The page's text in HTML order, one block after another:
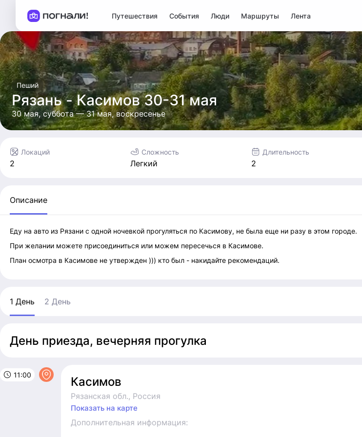
Путешествия События Люди Маршруты Лента
Пеший
Рязань - Касимов 30-31 мая
30 мая, суббота — 31 мая, воскресенье
Локаций
2
Сложность
Легкий
Длительность
2
Описание
Еду на авто из Рязани с одной ночевкой прогуляться по Касимову, не была еще ни разу в этом городе.
При желании можете присоединиться или можем пересечься в Касимове.
План осмотра в Касимове не утвержден ))) кто был - накидайте рекомендаций.
1 День 2 День
День приезда, вечерняя прогулка
11:00 Касимов
Рязанская обл., Россия
Показать на карте
Дополнительная информация: